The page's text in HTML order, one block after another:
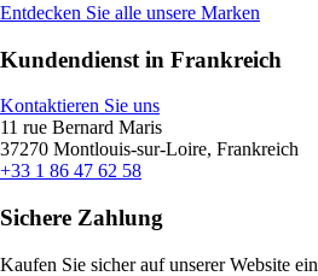
Entdecken Sie alle unsere Marken
Kundendienst in Frankreich
Kontaktieren Sie uns
11 rue Bernard Maris
37270 Montlouis-sur-Loire, Frankreich
+33 1 86 47 62 58
Sichere Zahlung
Kaufen Sie sicher auf unserer Website ein